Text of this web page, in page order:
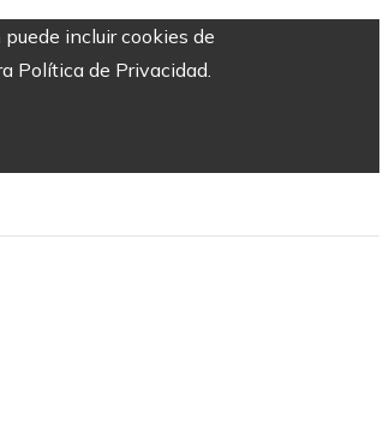
incluir cookies de
Política de Privacidad.